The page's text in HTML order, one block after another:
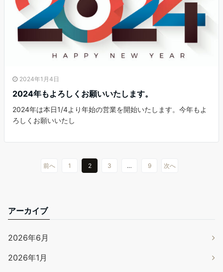
2024年1月4日
2024年もよろしくお願いいたします。
2024年は本日1/4より年始の営業を開始いたします。今年もよ
ろしくお願いいたし
前へ 1 2 3 … 9 次へ
アーカイブ
2026年6月
2026年1月